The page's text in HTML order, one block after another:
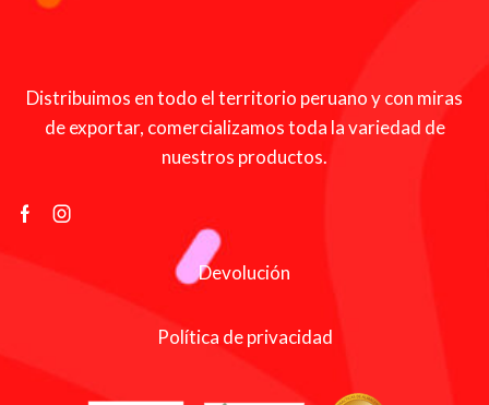
Distribuimos en todo el territorio peruano y con miras
de exportar, comercializamos toda la variedad de
nuestros productos.
Devolución
Política de privacidad